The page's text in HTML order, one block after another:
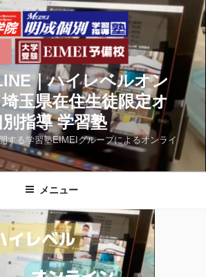
｜ハイレベルオン
玉県在住生徒限定オ
指導 学習塾
する学習塾EIMEIグループによるオンライ
メニュー